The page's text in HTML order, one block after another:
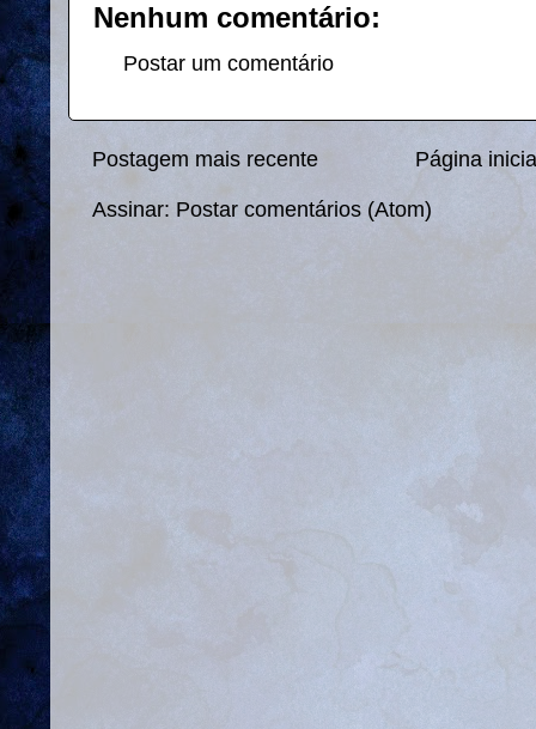
Nenhum comentário:
Postar um comentário
Postagem mais recente Página
Assinar: Postar comentários (Atom)